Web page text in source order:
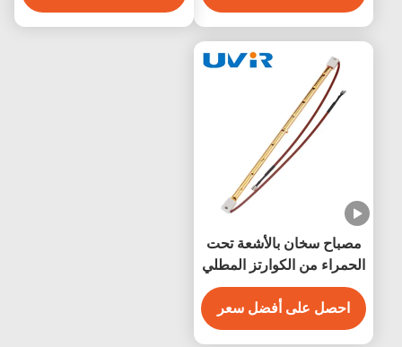
مصباح سخان بالأشعة تحت
الحمراء من الكوارتز المطلي
بالذهب SK15 2000W
للساونا
احصل على أفضل سعر